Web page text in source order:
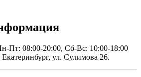
Пт: 08:00-20:00, Сб-Вс: 10:00-18:00
Екатеринбург, ул. Сулимова 26.